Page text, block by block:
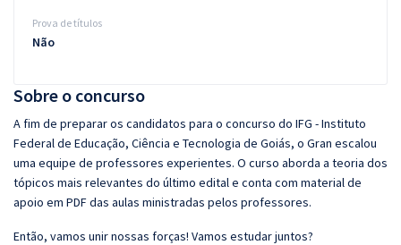
Sobre o concurso
A fim de preparar os candidatos para o concurso do IFG - Instituto
Federal de Educação, Ciência e Tecnologia de Goiás, o Gran escalou
uma equipe de professores experientes. O curso aborda a teoria dos
tópicos mais relevantes do último edital e conta com material de
apoio em PDF das aulas ministradas pelos professores.
Então, vamos unir nossas forças! Vamos estudar juntos?
Prova de títulos
Não